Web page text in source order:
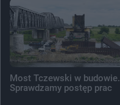
Most Tczewski w budowie.
Sprawdzamy postęp prac